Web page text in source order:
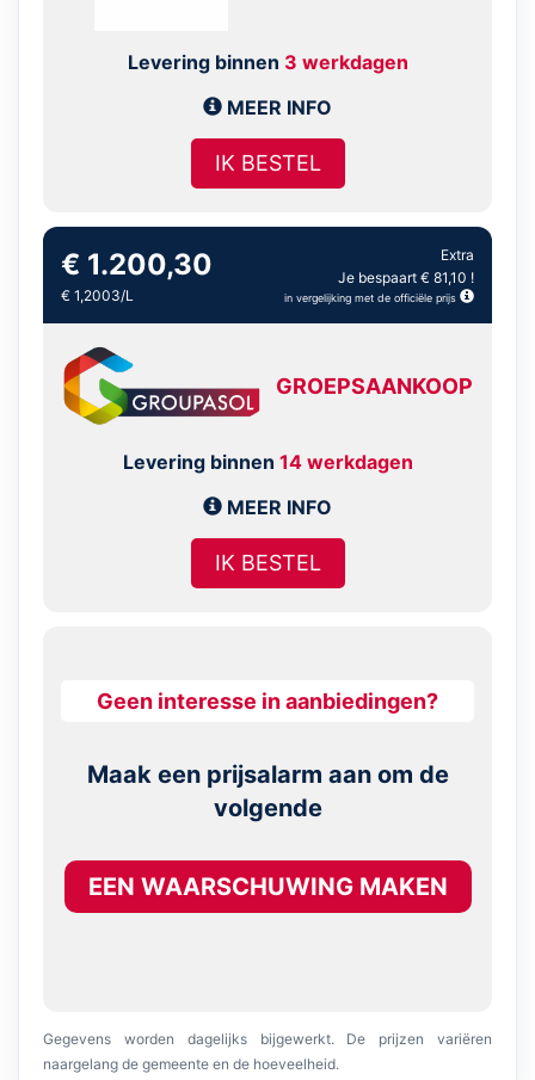
Levering binnen 3 werkdagen
MEER INFO
IK BESTEL
€ 1.200,30
€ 1,2003/L
Extra
Je bespaart € 81,10 !
in vergelijking met de officiële prijs
GROEPSAANKOOP
Levering binnen 14 werkdagen
MEER INFO
IK BESTEL
Geen interesse in aanbiedingen?
Maak een prijsalarm aan om de
volgende
EEN WAARSCHUWING MAKEN
Gegevens worden dagelijks bijgewerkt. De prijzen variëren
naargelang de gemeente en de hoeveelheid.